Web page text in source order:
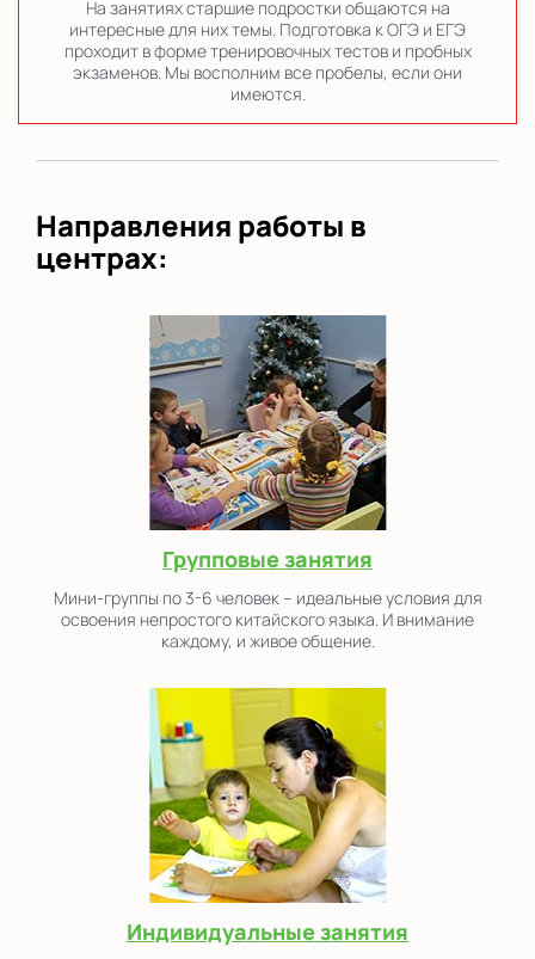
На занятиях старшие подростки общаются на
интересные для них темы. Подготовка к ОГЭ и ЕГЭ
проходит в форме тренировочных тестов и пробных
экзаменов. Мы восполним все пробелы, если они
имеются.
Направления работы в
центрах:
Групповые занятия
Мини-группы по 3-6 человек – идеальные условия для
освоения непростого китайского языка. И внимание
каждому, и живое общение.
Индивидуальные занятия